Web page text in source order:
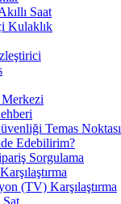
Saat
Kulaklık
Merkezi
Temas Noktası
Edebilirim?
Sorgulama
(TV) Karşılaştırma